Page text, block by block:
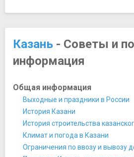
Музей-мемориал Великой
Гриль бар Brown Bear
Древняя Бухара
Кафе Сказка
Куба Либре
Малабар
Приют Холостяка
Ресторан Beerhouse
Ресторан Американо
Казань - Советы и
информация
Общая информация
Выходные и праздники в России
История Казани
История строительства
Климат и погода в Казани
Ограничения по ввозу и вывозу